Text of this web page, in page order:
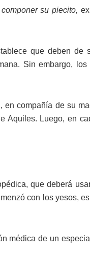
su piecito,
que deben de
Sin embargo,
compañía de su
Aquiles. Luego, en
que deberá
con los yesos,
médica de un